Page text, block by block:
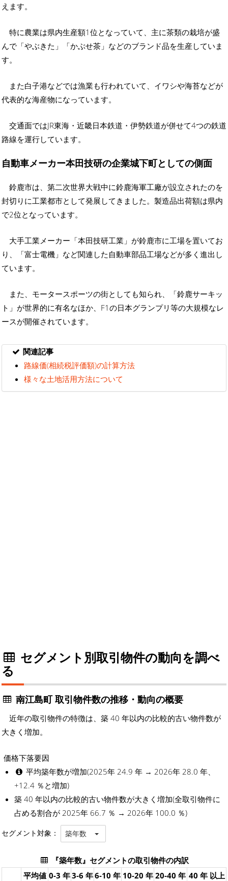
えます。
特に農業は県内生産額1位となっていて、主に茶類の栽培が盛
んで「やぶきた」「かぶせ茶」などのブランド品を生産していま
す。
また白子港などでは漁業も行われていて、イワシや海苔などが
代表的な海産物になっています。
交通面ではJR東海・近畿日本鉄道・伊勢鉄道が併せて4つの鉄道
路線を運行しています。
自動車メーカー本田技研の企業城下町としての側面
鈴鹿市は、第二次世界大戦中に鈴鹿海軍工廠が設立されたのを
封切りに工業都市として発展してきました。製造品出荷額は県内
で2位となっています。
大手工業メーカー「本田技研工業」が鈴鹿市に工場を置いてお
り、「富士電機」など関連した自動車部品工場などが多く進出し
ています。
また、モータースポーツの街としても知られ、「鈴鹿サーキッ
ト」が世界的に有名なほか、F1の日本グランプリ等の大規模なレ
ースが開催されています。
関連記事
路線価(相続税評価額)の計算方法
様々な土地活用方法について
セグメント別取引物件の動向を調べ
る
南江島町 取引物件数の推移・動向の概要
近年の取引物件の特徴は、築 40 年以内の比較的古い物件数が
大きく増加。
価格下落要因
平均築年数が増加(2025年 24.9 年 → 2026年 28.0 年、
+12.4 ％と増加)
築 40 年以内の比較的古い物件数が大きく増加(全取引物件に
占める割合が 2025年 66.7 ％ → 2026年 100.0 ％)
セグメント対象： 築年数
『築年数』セグメントの取引物件の内訳
平均値 0-3 年3-6 年6-10 年 10-20 年 20-40 年 40 年 以上